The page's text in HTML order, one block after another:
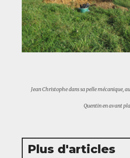
Jean Christophe dans sa pelle mécanique, au
Quentin en avant
Plus d'articles